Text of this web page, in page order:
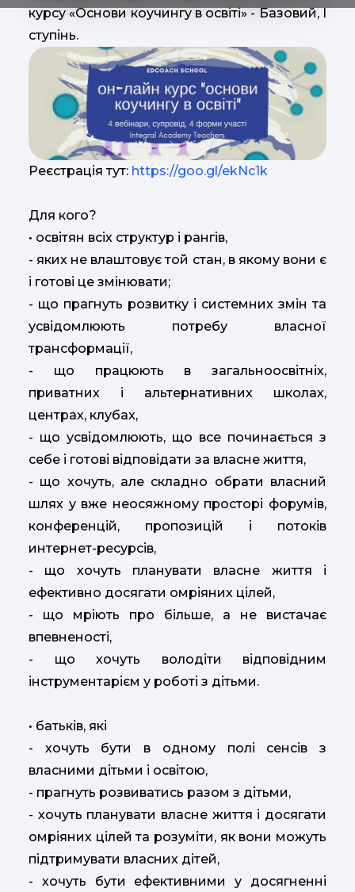
курсу «Основи коучингу в освіті» - Базовий, І
ступінь.
Реєстрація тут: https://goo.gl/ekNc1k
Для кого?
• освітян всіх структур і рангів,
- яких не влаштовує той стан, в якому вони є
і готові це змінювати;
- що прагнуть розвитку і системних змін та
усвідомлюють потребу власної
трансформації,
- що працюють в загальноосвітніх,
приватних і альтернативних школах,
центрах, клубах,
- що усвідомлюють, що все починається з
себе і готові відповідати за власне життя,
- що хочуть, але складно обрати власний
шлях у вже неосяжному просторі форумів,
конференцій, пропозицій і потоків
интернет-ресурсів,
- що хочуть планувати власне життя і
ефективно досягати омріяних цілей,
- що мріють про більше, а не вистачає
впевненості,
- що хочуть володіти відповідним
інструментарієм у роботі з дітьми.
• батьків, які
- хочуть бути в одному полі сенсів з
власними дітьми і освітою,
- прагнуть розвиватись разом з дітьми,
- хочуть планувати власне життя і досягати
омріяних цілей та розуміти, як вони можуть
підтримувати власних дітей,
- хочуть бути ефективними у досягненні